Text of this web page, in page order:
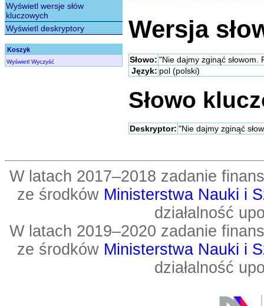
Wyświetl wersje słów
kluczowych
Wyświetl deskryptory
Koszyk
Wyświetl Wyczyść
Wersja
Słowo: "Nie dajmy zginąć słowom.
Język: pol (polski)
Słowo
Deskryptor: "Nie dajmy zginąć
W latach 2017–2018 zadanie
ze środków Ministerstwa Nauki i
działalność
W latach 2019–2020 zadanie
ze środków Ministerstwa Nauki i
działalność